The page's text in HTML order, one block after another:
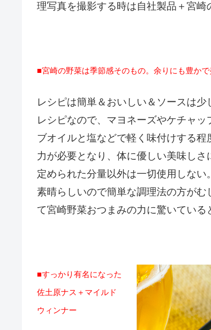
理写真を撮影する時は自社製品＋宮崎
■宮崎の野菜は季節感そのもの。余りにも豊かで
レシピは簡単＆おいしい＆ソースは
レシピなので、マヨネーズやケチャ
ブオイルと塩などで軽く味付けする
力が必要となり、体に優しい美味し
定められた分量以外は一切使用しな
素晴らしいので簡単な調理法の方が
て宮崎野菜おつまみの力に驚いている
■すっかり有名になった
佐土原ナス＋マイルド
ウィンナー